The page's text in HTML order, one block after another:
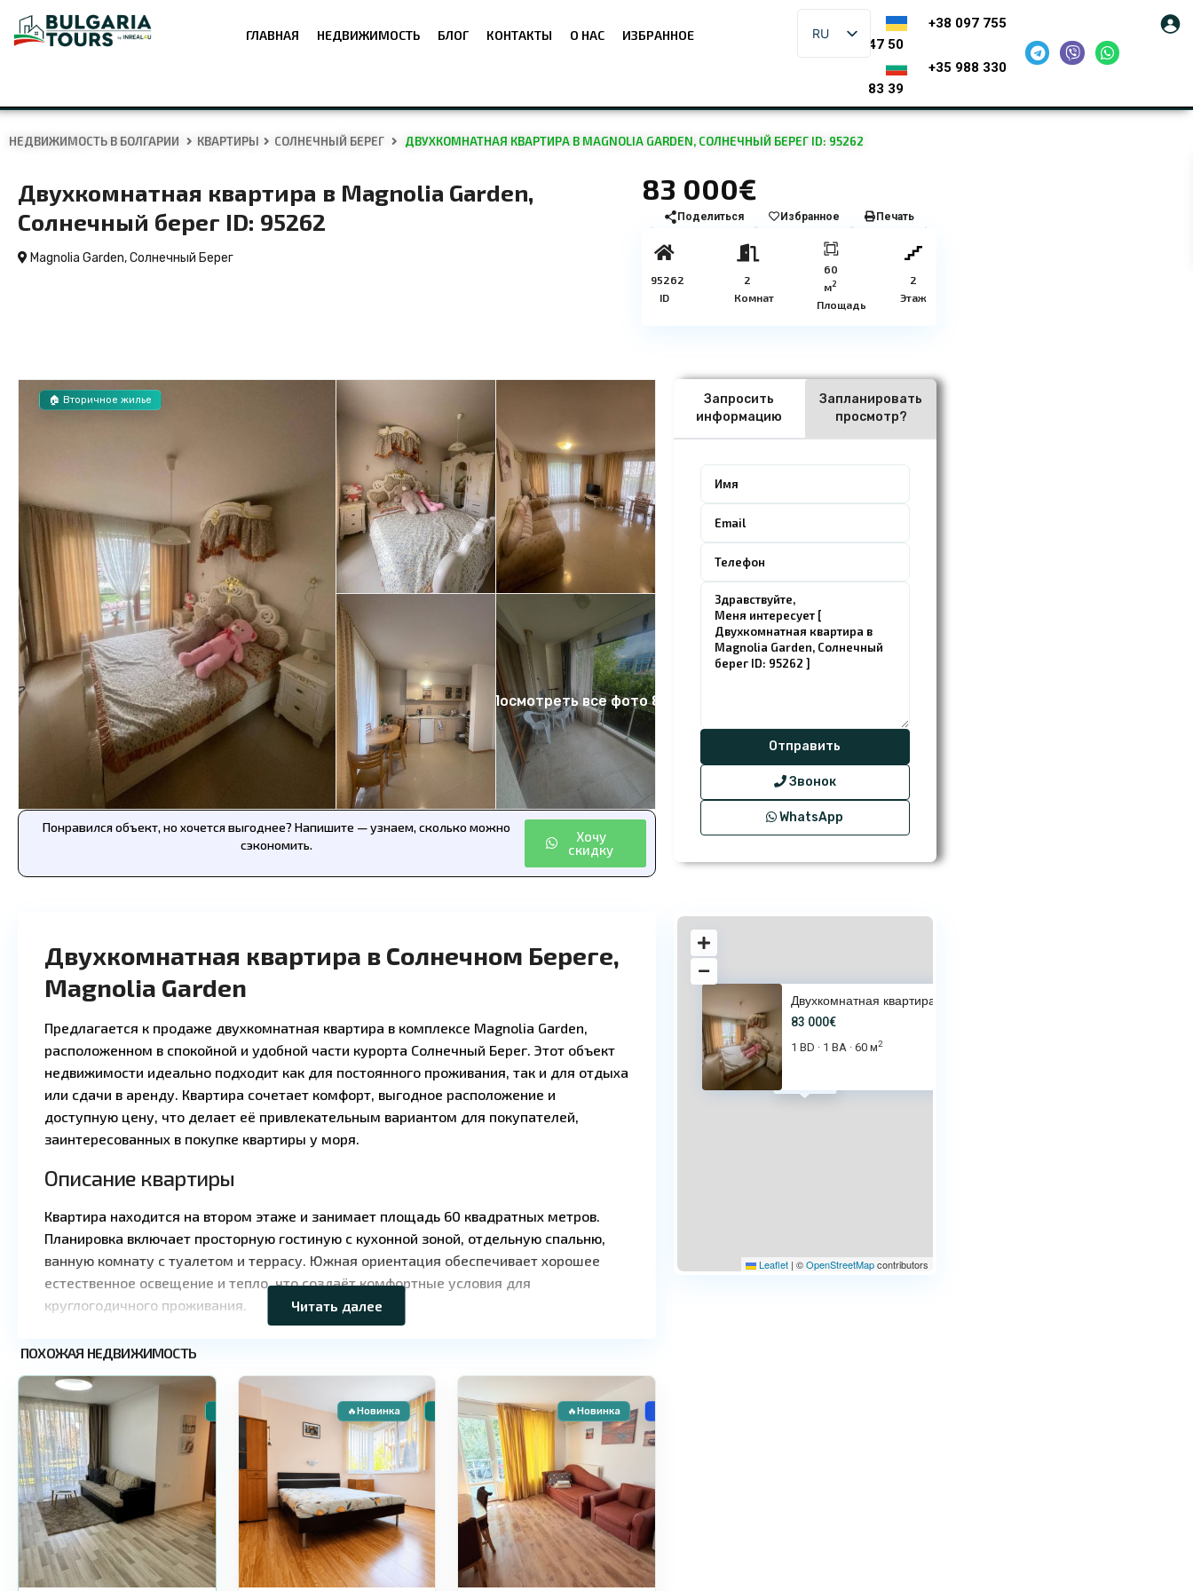
ГЛАВНАЯ НЕДВИЖИМОСТЬ БЛОГ КОНТАКТЫ О НАС ИЗБРАННОЕ RU
+38 097 755
47 50
+35 988 330
83 39
НЕДВИЖИМОСТЬ В БОЛГАРИИ КВАРТИРЫ СОЛНЕЧНЫЙ БЕРЕГ ДВУХКОМНАТНАЯ КВАРТИРА В MAGNOLIA GARDEN, СОЛНЕЧНЫЙ БЕРЕГ ID: 95262
Двухкомнатная квартира в Magnolia Garden,
Солнечный берег ID: 95262
Magnolia Garden,Солнечный Берег
83 000€
Поделиться Избранное Печать
95262
ID
2
Комнат
60
м2
Площадь
2
Этаж
Посмотреть все фото 8
🏠 Вторичное жилье
Понравился объект, но хочется выгоднее? Напишите — узнаем, сколько можно
сэкономить.
Хочу
скидку
Запросить
информацию
Запланировать
просмотр?
Звонок
WhatsApp
Двухкомнатная квартира в Солнечном Береге,
Magnolia Garden
Предлагается к продаже двухкомнатная квартира в комплексе Magnolia Garden,
расположенном в спокойной и удобной части курорта Солнечный Берег. Этот объект
недвижимости идеально подходит как для постоянного проживания, так и для отдыха
или сдачи в аренду. Квартира сочетает комфорт, выгодное расположение и
доступную цену, что делает её привлекательным вариантом для покупателей,
заинтересованных в покупке квартиры у моря.
Описание квартиры
Квартира находится на втором этаже и занимает площадь 60 квадратных метров.
Планировка включает просторную гостиную с кухонной зоной, отдельную спальню,
ванную комнату с туалетом и террасу. Южная ориентация обеспечивает хорошее
естественное освещение и тепло, что создаёт комфортные условия для
круглогодичного проживания.
Основные характеристики
Тип недвижимости: двухкомнатная квартира
Площадь: 60 м²
Этаж: 2
Терраса: есть
Такса поддержки: 8 € / м² в год
Статус здания: готово к эксплуатации
Комплекс и инфраструктура
Magnolia Garden представляет собой жилой объект с ухоженной территорией и
Читать далее
ПОХОЖАЯ НЕДВИЖИМОСТЬ
Берег
🏠 Вторичное жилье 🏠 Вторичное жилье
🔥Новинка 🔥Новинка
Двухкомнатная квартира в Magno
83 000€
1 BD · 1 BA · 60 м2
Leaflet | ©OpenStreetMapcontributors